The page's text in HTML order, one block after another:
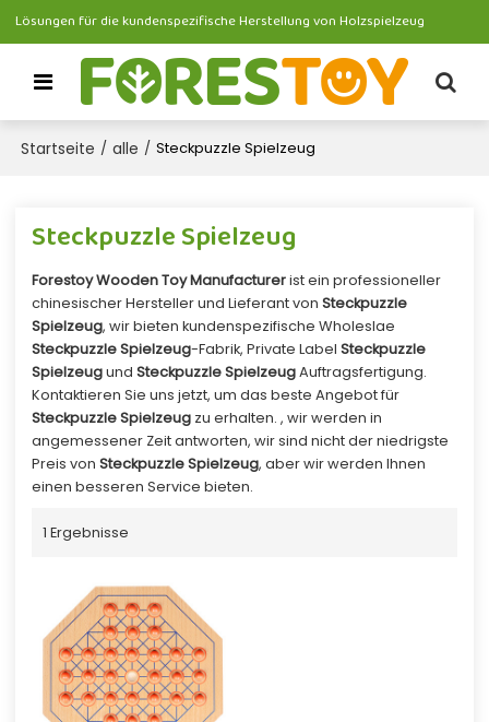
Lösungen für die kundenspezifische Herstellung von Holzspielzeug
Startseite / alle / Steckpuzzle Spielzeug
Steckpuzzle Spielzeug
Forestoy Wooden Toy Manufacturerist ein professioneller
chinesischer Hersteller und Lieferant von Steckpuzzle
Spielzeug, wir bieten kundenspezifische Wholeslae
Steckpuzzle Spielzeug-Fabrik, Private Label Steckpuzzle
Spielzeugund Steckpuzzle SpielzeugAuftragsfertigung.
Kontaktieren Sie uns jetzt, um das beste Angebot für
Steckpuzzle Spielzeugzu erhalten. , wir werden in
angemessener Zeit antworten, wir sind nicht der niedrigste
Preis von Steckpuzzle Spielzeug, aber wir werden Ihnen
einen besseren Service bieten.
1 Ergebnisse